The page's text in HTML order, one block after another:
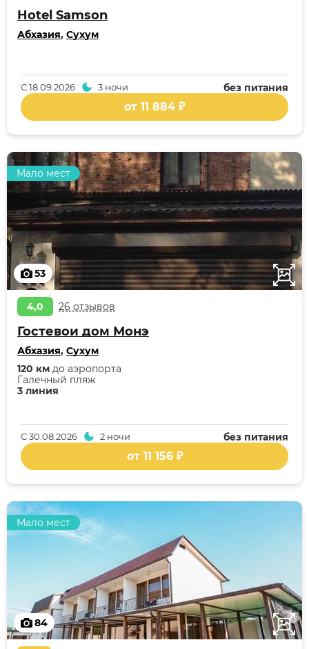
Hotel Samson
Абхазия, Сухум
без питания
С18.09.2026 3 ночи
от 11 884 ₽
53
Мало мест
4,0 26 отзывов
Гостевои дом Монэ
Абхазия, Сухум
3 линия
Галечный пляж
120 км до аэропорта
без питания
С30.08.2026 2 ночи
от 11 156 ₽
84
Мало мест